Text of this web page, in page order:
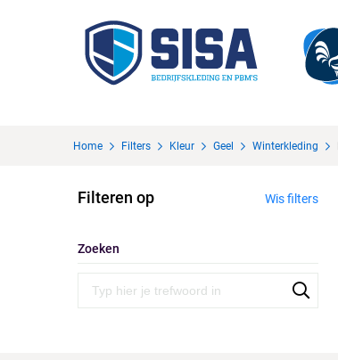
Home Filters Kleur Geel Winterkleding
Filteren op Wis filters
Zoeken